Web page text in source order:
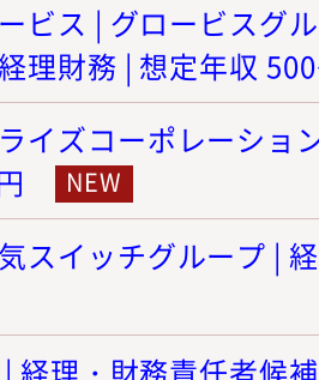
ビス | グロービスグ
理財務 | 想定年収
イズコーポレーショ
スイッチグループ |
経理・財務責任者候